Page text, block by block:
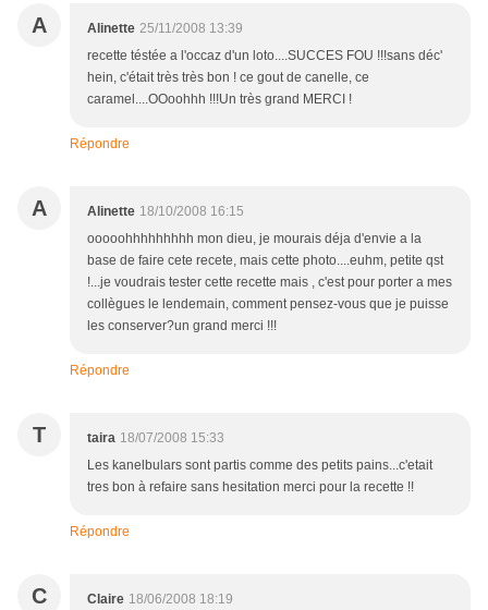
A Alinette 25/11/2008 13:39
recette téstée a l'occaz d'un loto....SUCCES FOU !!!sans déc'
hein, c'était très très bon ! ce gout de canelle, ce
caramel....OOoohhh !!!Un très grand MERCI !
Répondre
A Alinette 18/10/2008 16:15
ooooohhhhhhhhh mon dieu, je mourais déja d'envie a la
base de faire cete recete, mais cette photo....euhm, petite qst
!...je voudrais tester cette recette mais , c'est pour porter a mes
collègues le lendemain, comment pensez-vous que je puisse
les conserver?un grand merci !!!
Répondre
T taira 18/07/2008 15:33
Les kanelbulars sont partis comme des petits pains...c'etait
tres bon à refaire sans hesitation merci pour la recette !!
Répondre
C Claire 18/06/2008 18:19